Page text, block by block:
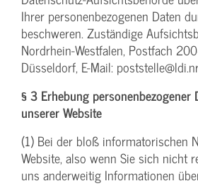
Ihrer personenbezogenen Daten
beschweren. Zuständige
Nordrhein-Westfalen, Postfach
Düsseldorf, E-Mail:
§ 3 Erhebung personenbezogener
unserer Website
(1) Bei der bloß informatorischen
Website, also wenn Sie sich nicht
uns anderweitig Informationen